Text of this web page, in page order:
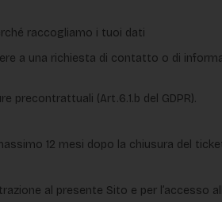
raccogliamo i tuoi dati
a una richiesta di contatto o di
precontrattuali (Art.6.1.b del GDPR).
12 mesi dopo la chiusura del
al presente Sito e per l’accesso